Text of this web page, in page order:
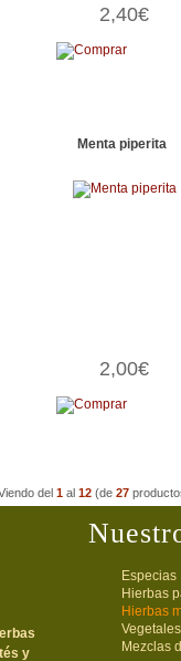
2,40€
Menta piperita
2,00€
del1 al12 (de27
y
Especias
Hierbas
Hierbas
Mezclas